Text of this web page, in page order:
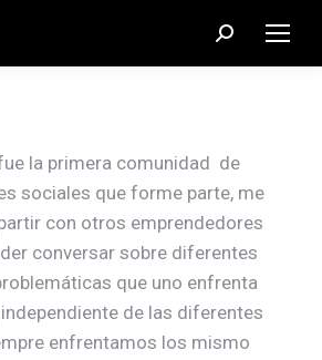
Search:
fue la primera comunidad de
sociales que forme parte, me
con otros emprendedores
conversar sobre diferentes
que uno enfrenta
de las diferentes
enfrentamos los mismo